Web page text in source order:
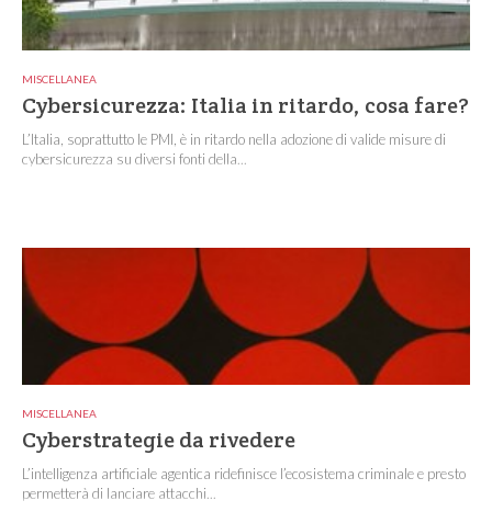
MISCELLANEA
Cybersicurezza: Italia in ritardo, cosa fare?
L’Italia, soprattutto le PMI, è in ritardo nella adozione di valide misure di
cybersicurezza su diversi fonti della...
MISCELLANEA
Cyberstrategie da rivedere
L’intelligenza artificiale agentica ridefinisce l’ecosistema criminale e presto
permetterà di lanciare attacchi...